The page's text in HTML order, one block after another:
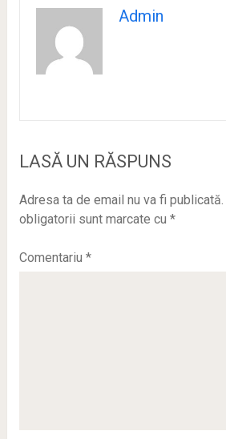
Admin
LASĂ UN RĂSPUNS
Adresa ta de email nu va fi publicată.
obligatorii sunt marcate cu *
Comentariu *